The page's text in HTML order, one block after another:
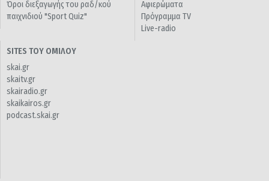
Όροι διεξαγωγής του ραδ/κού
παιχνιδιού "Sport Quiz"
Αφιερώματα
Πρόγραμμα TV
Live-radio
SITES ΤΟΥ ΟΜΙΛΟΥ
skai.gr
skaitv.gr
skairadio.gr
skaikairos.gr
podcast.skai.gr